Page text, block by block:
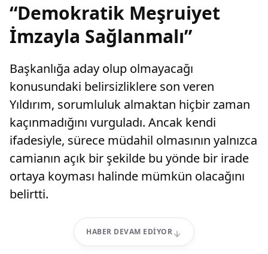
“Demokratik Meşruiyet
İmzayla Sağlanmalı”
Başkanlığa aday olup olmayacağı
konusundaki belirsizliklere son veren
Yıldırım, sorumluluk almaktan hiçbir zaman
kaçınmadığını vurguladı. Ancak kendi
ifadesiyle, sürece müdahil olmasının yalnızca
camianın açık bir şekilde bu yönde bir irade
ortaya koyması halinde mümkün olacağını
belirtti.
HABER DEVAM EDIYOR